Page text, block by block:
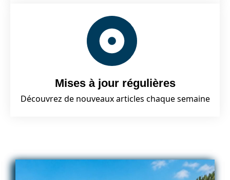
Mises à jour régulières
Découvrez de nouveaux articles chaque semaine